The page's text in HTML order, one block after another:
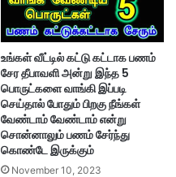
உங்கள் வீட்டில் கட்டு கட்டாக பணம்
சேர தீபாவளி அன்று இந்த 5
பொருட்களை வாங்கி இப்படி
செய்தால் போதும் பிறகு நீங்கள்
வேண்டாம் வேண்டாம் என்று
சொன்னாலும் பணம் சேர்ந்து
கொண்டே இருக்கும்
November 10, 2023